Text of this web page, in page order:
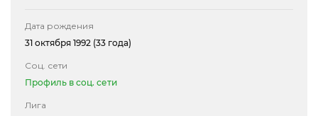
Дата рождения
31 октября 1992 (33 года)
Соц. сети
Профиль в соц. сети
Лига